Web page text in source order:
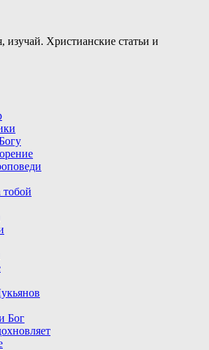
изучай. Христианские статьи и
Бог